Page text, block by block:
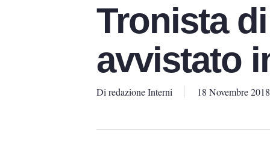
Tronista
avvistato
Di redazione Interni 18 Novembre 2018